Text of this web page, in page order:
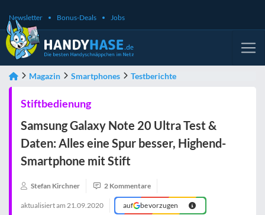
Newsletter Bonus-Deals Jobs
Magazin Smartphones Testberichte
Stiftbedienung
Samsung Galaxy Note 20 Ultra Test &
Daten: Alles eine Spur besser, Highend-
Smartphone mit Stift
Stefan Kirchner 2 Kommentare
aktualisiert am 21.09.2020 auf bevorzugen